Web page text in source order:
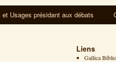
et Usages présidant aux débats
Liens
Gallica